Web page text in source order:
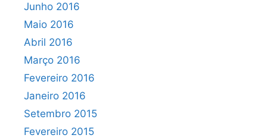
Junho 2016
Maio 2016
Abril 2016
Março 2016
Fevereiro 2016
Janeiro 2016
Setembro 2015
Fevereiro 2015